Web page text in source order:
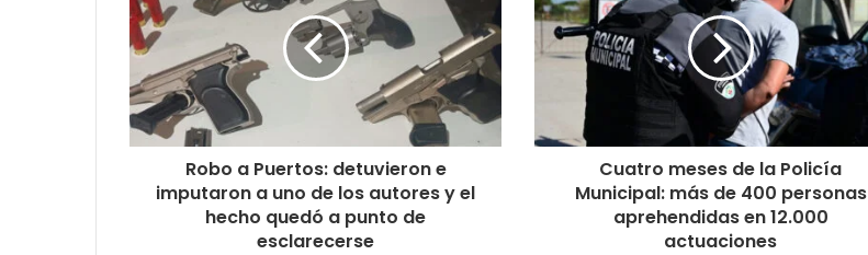
Robo a Puertos: detuvieron e
imputaron a uno de los autores y el
hecho quedó a punto de
esclarecerse
Cuatro meses de la Policía
Municipal: más de 400 personas
aprehendidas en 12.000
actuaciones